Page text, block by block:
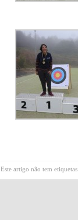
Este artigo não tem etiquetas.